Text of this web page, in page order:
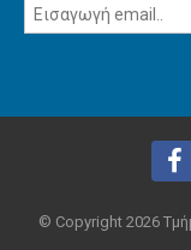
© Copyright 2026